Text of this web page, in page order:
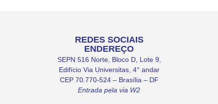
REDES SOCIAIS
ENDEREÇO
SEPN 516 Norte, Bloco D, Lote 9,
Edifício Via Universitas, 4° andar
CEP 70.770-524 – Brasília – DF
Entrada pela via W2